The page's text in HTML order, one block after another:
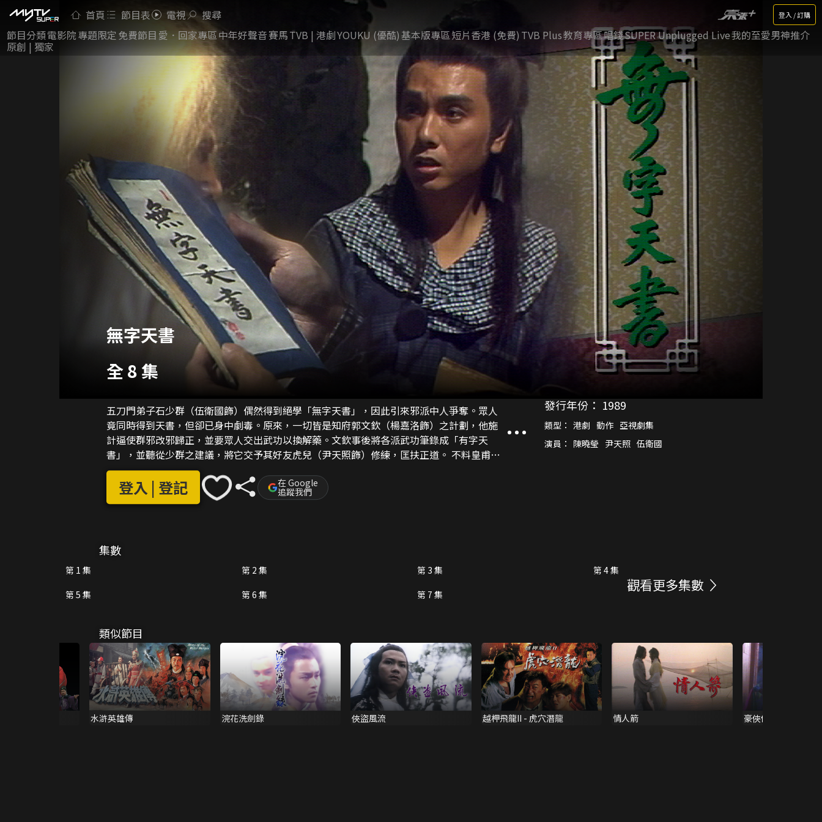
首頁 節目表 電視 搜尋 登入 / 訂購
節目分類電影院專題限定 免費節目 愛．回家專區中年好聲音賽馬TVB | 港劇YOUKU (優酷)基本版專區短片香港 (免費) TVB Plus教育專區唱錢SUPER Unplugged Live我的至愛男神推介
原創 | 獨家
無字天書
全 8 集
五刀門弟子石少群（伍衛國飾）偶然得到絕學「無字天書」，因此引來邪派中人爭奪。眾人
竟同時得到天書，但卻已身中劇毒。原來，一切皆是知府郭文欽（楊嘉洛飾）之計劃，他施
計逼使群邪改邪歸正，並要眾人交出武功以換解藥。文欽事後將各派武功筆錄成「有字天
書」，並聽從少群之建議，將它交予其好友虎兒（尹天照飾）修練，匡扶正道。 不料皇甫慧
（陳曉瑩飾）因少群悔婚，加上其太祖母被殺，甫慧遂利用虎兒來為她報仇雪恨，更設立魔
教濫殺無辜。少群誓要參透「無字天書」內的武功，來制止二人繼續作惡。
登入 | 登記 在 Google
追蹤我們
發行年份： 1989
類型： 港劇 動作 亞視劇集
演員： 陳曉瑩 尹天照 伍衛國
集數
第 1 集 第 2 集 第 3 集
第 4 集
第 5 集
第 6 集 第 7 集
觀看更多集數
類似節目
水滸英雄傳 浣花洗劍錄 俠盜風流 越柙飛龍II - 虎穴潛龍 情人箭 豪俠傳